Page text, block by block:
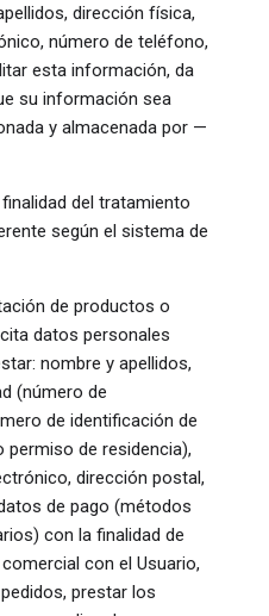
dirección física,
número de teléfono,
esta información, da
su información sea
y almacenada por —
del tratamiento
según el sistema de
de productos o
datos personales
nombre y apellidos,
(número de
de identificación de
permiso de residencia),
dirección postal,
de pago (métodos
con la finalidad de
con el Usuario,
prestar los